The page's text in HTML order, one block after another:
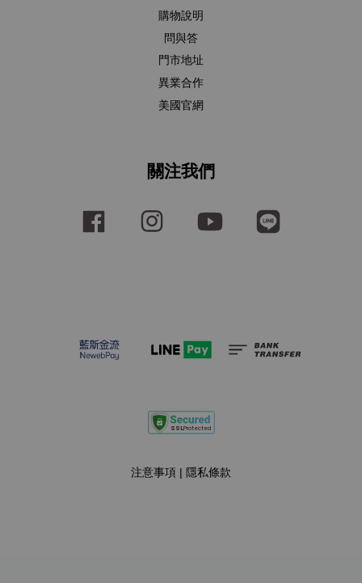
購物說明
問與答
門市地址
異業合作
美國官網
關注我們
Facebook Instagram YouTube
注意事項 | 隱私條款